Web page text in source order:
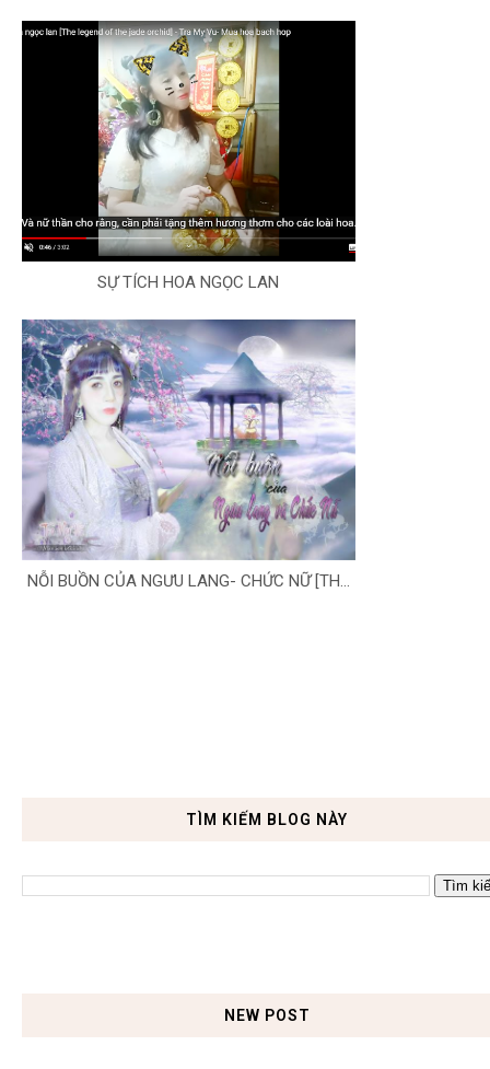
SỰ TÍCH HOA NGỌC LAN
NỖI BUỒN CỦA NGƯU LANG- CHỨC NỮ [TH...
TÌM KIẾM BLOG NÀY
NEW POST